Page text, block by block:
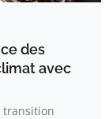
des
avec
transition